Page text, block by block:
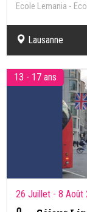
Ecole Lemania -
Lausanne
13 - 17 ans
26 Juillet - 8 Août